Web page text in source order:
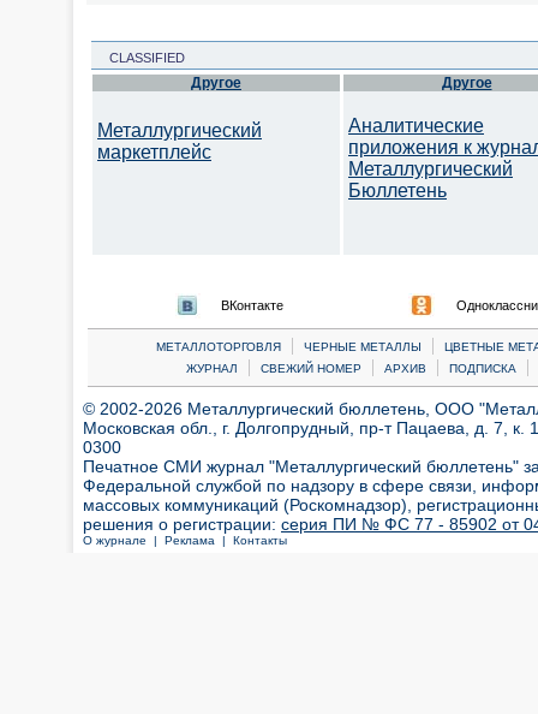
CLASSIFIED
Другое
Металлургический
маркетплейс
Другое
Аналитические
приложения к
Металлургический
Бюллетень
ВКонтакте
МЕТАЛЛОТОРГОВЛЯ | ЧЕРНЫЕ МЕТАЛЛЫ |
ЦВЕТНЫЕ
ЖУРНАЛ
| СВЕЖИЙ НОМЕР | АРХИВ | ПОДПИСКА |
© 2002-2026 Металлургический бюллетень, ООО
Московская обл., г. Долгопрудный, пр-т Пацаева, д. 7,
0300
Печатное СМИ журнал "Металлургический бюллетень"
Федеральной службой по надзору в сфере связи,
массовых коммуникаций (Роскомнадзор),
решения о регистрации: серия ПИ № ФС 77 - 85902 от 04
О журнале | Реклама | Контакты